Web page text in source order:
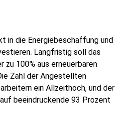
in die Energiebeschaffung und
Langfristig soll das
zu 100% aus erneuerbaren
Zahl der Angestellten
ein Allzeithoch, und der
beeindruckende 93 Prozent